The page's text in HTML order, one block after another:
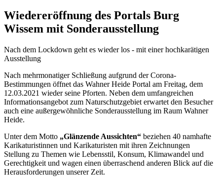
Wiedereröffnung des Portals Burg
Wissem mit Sonderausstellung
Nach dem Lockdown geht es wieder los - mit einer hochkarätigen
Ausstellung
Nach mehrmonatiger Schließung aufgrund der Corona-
Bestimmungen öffnet das Wahner Heide Portal am Freitag, dem
12.03.2021 wieder seine Pforten. Neben dem umfangreichen
Informationsangebot zum Naturschutzgebiet erwartet den Besucher
auch eine außergewöhnliche Sonderausstellung im Raum Wahner
Heide.
Unter dem Motto „Glänzende Aussichten“ beziehen 40 namhafte
Karikaturistinnen und Karikaturisten mit ihren Zeichnungen
Stellung zu Themen wie Lebensstil, Konsum, Klimawandel und
Gerechtigkeit und wagen einen überraschend anderen Blick auf die
Herausforderungen unserer Zeit.